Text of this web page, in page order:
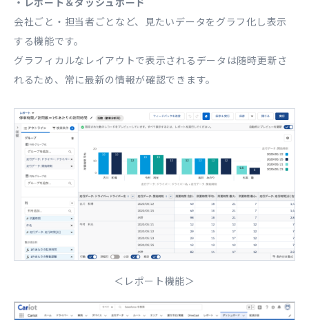
会社ごと・担当者ごとなど、見たいデータをグラフ化し表示
する機能です。
グラフィカルなレイアウトで表示されるデータは随時更新さ
れるため、常に最新の情報が確認できます。
＜レポート機能＞